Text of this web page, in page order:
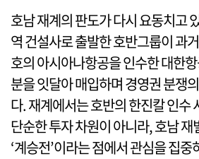
호남 재계의 판도가 다시 요동치고
역 건설사로 출발한 호반그룹이 과
호의 아시아나항공을 인수한 대한
분을 잇달아 매입하며 경영권 분쟁
다. 재계에서는 호반의 한진칼 인수
단순한 투자 차원이 아니라, 호남
‘계승전’이라는 점에서 관심을 집중